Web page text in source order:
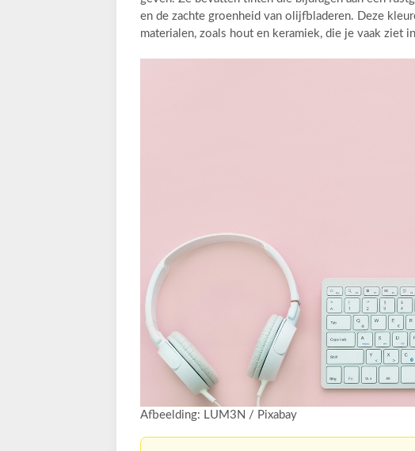
en de zachte groenheid van olijfbladeren. Deze
materialen, zoals hout en keramiek, die je vaak ziet
Afbeelding: LUM3N / Pixabay